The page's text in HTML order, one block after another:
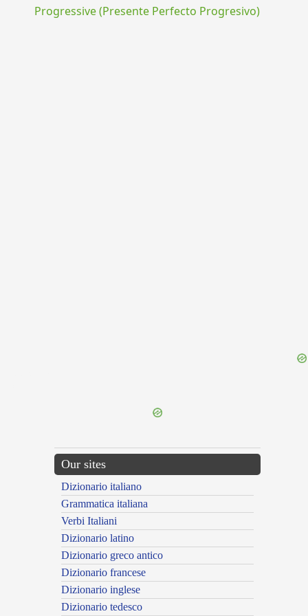
Progressive (Presente Perfecto Progresivo)
Our sites
Dizionario italiano
Grammatica italiana
Verbi Italiani
Dizionario latino
Dizionario greco antico
Dizionario francese
Dizionario inglese
Dizionario tedesco